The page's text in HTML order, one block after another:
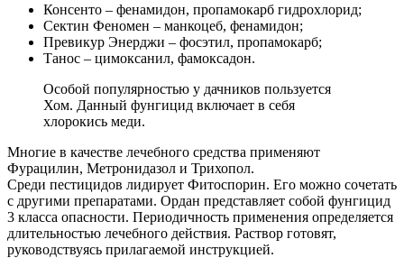
Консенто – фенамидон, пропамокарб гидрохлорид;
Сектин Феномен – манкоцеб, фенамидон;
Превикур Энерджи – фосэтил, пропамокарб;
Танос – цимоксанил, фамоксадон.
Особой популярностью у дачников пользуется
Хом. Данный фунгицид включает в себя
хлорокись меди.
Многие в качестве лечебного средства применяют
Фурацилин, Метронидазол и Трихопол.
Среди пестицидов лидирует Фитоспорин. Его можно сочетать
с другими препаратами. Ордан представляет собой фунгицид
3 класса опасности. Периодичность применения определяется
длительностью лечебного действия. Раствор готовят,
руководствуясь прилагаемой инструкцией.